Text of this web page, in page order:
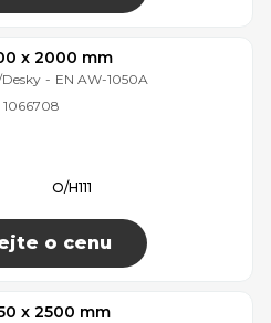
x 2000 mm
- EN AW-1050A
1066708
O/H111
o cenu
x 2500 mm